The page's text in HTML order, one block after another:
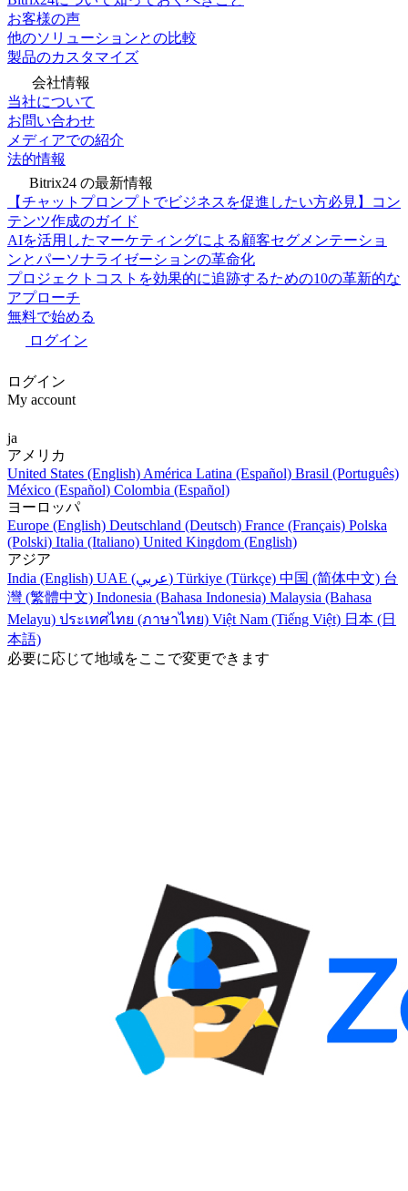
お客様の声
他のソリューションとの比較
製品のカスタマイズ
会社情報
当社について
お問い合わせ
メディアでの紹介
法的情報
Bitrix24 の最新情報
【チャットプロンプトでビジネスを促進したい方必見】コン
テンツ作成のガイド
AIを活用したマーケティングによる顧客セグメンテーショ
ンとパーソナライゼーションの革命化
プロジェクトコストを効果的に追跡するための10の革新的な
アプローチ
無料で始める
ログイン
ログイン
My account
ja
アメリカ
United States (English) América Latina (Español) Brasil (Português)
México (Español) Colombia (Español)
ヨーロッパ
Europe (English) Deutschland (Deutsch) France (Français) Polska
(Polski) Italia (Italiano) United Kingdom (English)
アジア
India (English)
UAE (عربي) Türkiye (Türkçe) 中国 (简体中文) 台
灣 (繁體中文) Indonesia (Bahasa Indonesia) Malaysia (Bahasa
Melayu) ประเทศไทย (ภาษาไทย) Việt Nam (Tiếng Việt) 日本 (日
本語)
必要に応じて地域をここで変更できます